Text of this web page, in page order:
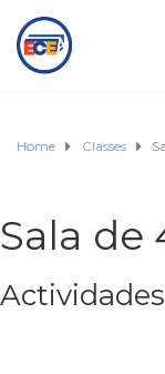
Home Classes
Sala de